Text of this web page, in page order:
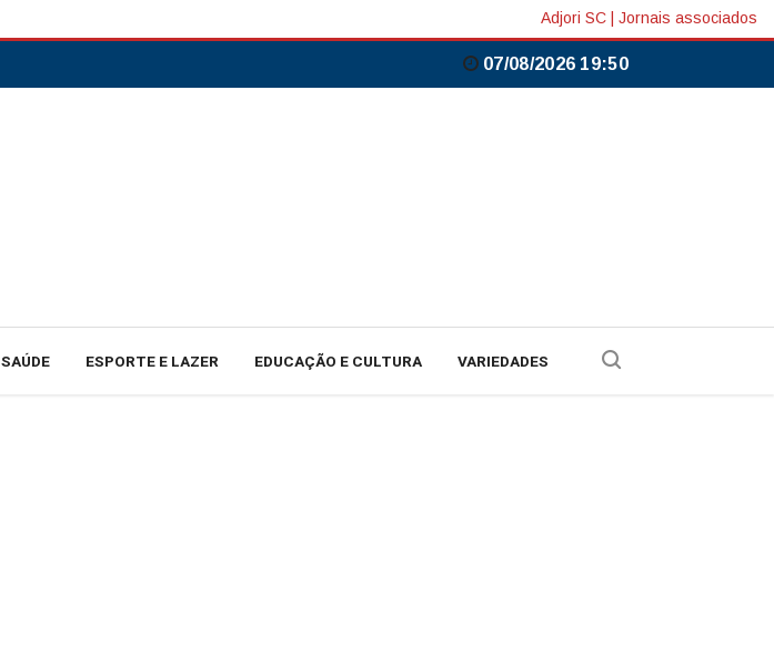
Adjori SC Jornais associados
07/08/2026 19:50
SAÚDE ESPORTE E LAZER EDUCAÇÃO E CULTURA VARIEDADES